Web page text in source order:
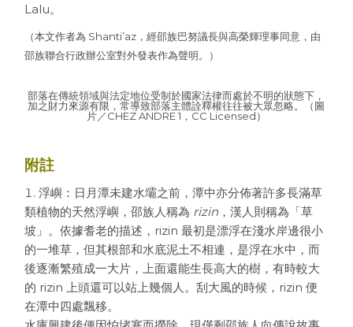
Lalu。
（本文作者為 Shanti’az，經邵族巴努議長與高榮輝理事同意，由
邵族聯合行政辦公室對外發表作為聲明。）
部落在傳統領域與法定地位受制於國家法律而處於不明的狀態下，
加之財力來源有限，常導致部落主體詮釋權往往被大眾忽略。（圖
片／CHEZ ANDRE 1，CC Licensed）
附註
浮嶼：日月潭未建水壩之前，潭中亦分佈著許多長滿草
類植物的天然浮嶼，邵族人稱為 rizin ，漢人則稱為「草
坡」。依據耆老的描述，rizin 最初是漂浮在淺水岸邊很小
的一堆草，但其根部和水底泥土不相連，是浮在水中，而
後逐漸繁殖成一大片，上面還能生長高大的樹，有時較大
的 rizin 上頭還可以站上幾個人。刮大風的時候，rizin 便
在潭中四處飄移。